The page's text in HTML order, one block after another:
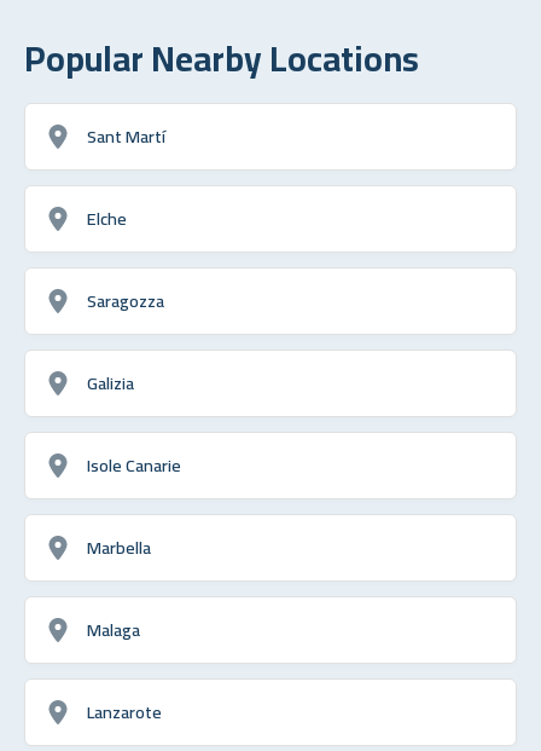
Popular Nearby Locations
Sant Martí
Elche
Saragozza
Galizia
Isole Canarie
Marbella
Malaga
Lanzarote